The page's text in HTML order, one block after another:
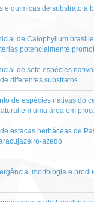
e químicas de substrato à
de Calophyllum
potencialmente
de sete espécies
diferentes substratos
de espécies nativas do
em uma área em
estacas herbáceas de
azedo
morfologia e